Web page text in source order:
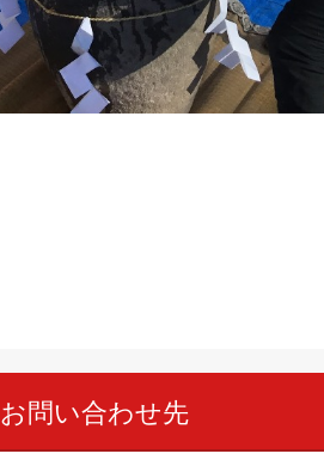
お問い合わせ先